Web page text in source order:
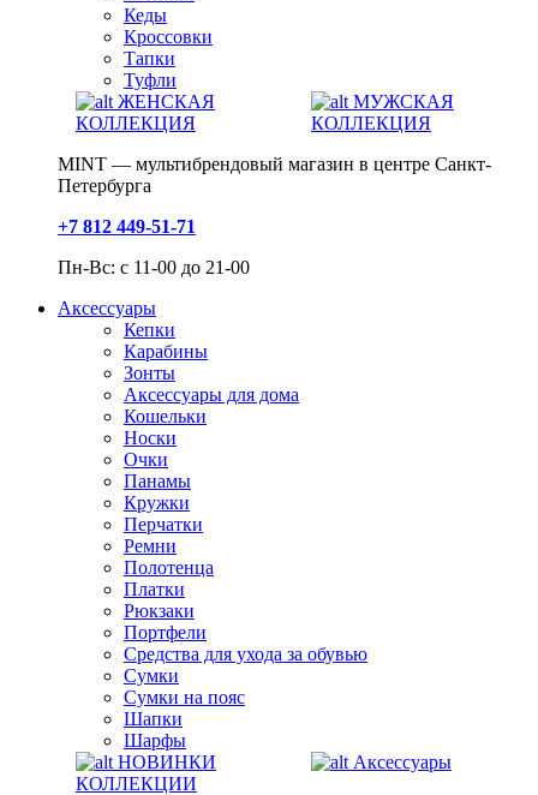
Кеды
Кроссовки
Тапки
Туфли
ЖЕНСКАЯ
КОЛЛЕКЦИЯ
МУЖСКАЯ
КОЛЛЕКЦИЯ
MINT — мультибрендовый магазин в центре Санкт-
Петербурга
+7 812 449-51-71
Пн-Вс: с 11-00 до 21-00
Аксессуары
Кепки
Карабины
Зонты
Аксессуары для дома
Кошельки
Носки
Очки
Панамы
Кружки
Перчатки
Ремни
Полотенца
Платки
Рюкзаки
Портфели
Средства для ухода за обувью
Сумки
Сумки на пояс
Шапки
Шарфы
НОВИНКИ
КОЛЛЕКЦИИ
Аксессуары